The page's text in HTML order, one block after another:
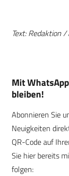
Text: Redaktion /
Mit
bleiben!
Abonnieren Sie
Neuigkeiten
QR-Code auf
Sie hier bereits
folgen: